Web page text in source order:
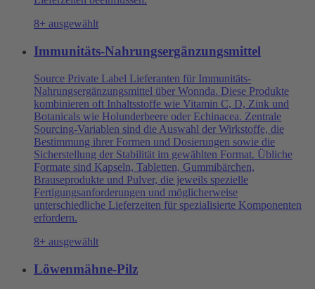
8+ ausgewählt
Immunitäts-Nahrungsergänzungsmittel
Source Private Label Lieferanten für Immunitäts-
Nahrungsergänzungsmittel über Wonnda. Diese Produkte
kombinieren oft Inhaltsstoffe wie Vitamin C, D, Zink und
Botanicals wie Holunderbeere oder Echinacea. Zentrale
Sourcing-Variablen sind die Auswahl der Wirkstoffe, die
Bestimmung ihrer Formen und Dosierungen sowie die
Sicherstellung der Stabilität im gewählten Format. Übliche
Formate sind Kapseln, Tabletten, Gummibärchen,
Brauseprodukte und Pulver, die jeweils spezielle
Fertigungsanforderungen und möglicherweise
unterschiedliche Lieferzeiten für spezialisierte Komponenten
erfordern.
8+ ausgewählt
Löwenmähne-Pilz